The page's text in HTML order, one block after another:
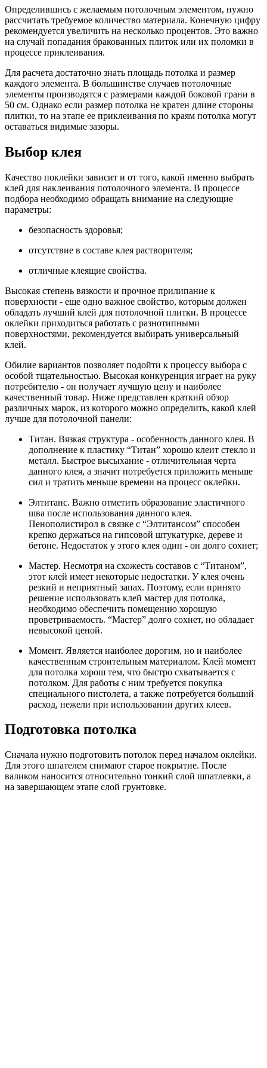
Определившись с желаемым потолочным элементом, нужно
рассчитать требуемое количество материала. Конечную цифру
рекомендуется увеличить на несколько процентов. Это важно
на случай попадания бракованных плиток или их поломки в
процессе приклеивания.
Для расчета достаточно знать площадь потолка и размер
каждого элемента. В большинстве случаев потолочные
элементы производятся с размерами каждой боковой грани в
50 см. Однако если размер потолка не кратен длине стороны
плитки, то на этапе ее приклеивания по краям потолка могут
оставаться видимые зазоры.
Выбор клея
Качество поклейки зависит и от того, какой именно выбрать
клей для наклеивания потолочного элемента. В процессе
подбора необходимо обращать внимание на следующие
параметры:
безопасность здоровья;
отсутствие в составе клея растворителя;
отличные клеящие свойства.
Высокая степень вязкости и прочное прилипание к
поверхности - еще одно важное свойство, которым должен
обладать лучший клей для потолочной плитки. В процессе
оклейки приходиться работать с разнотипными
поверхностями, рекомендуется выбирать универсальный
клей.
Обилие вариантов позволяет подойти к процессу выбора с
особой тщательностью. Высокая конкуренция играет на руку
потребителю - он получает лучшую цену и наиболее
качественный товар. Ниже представлен краткий обзор
различных марок, из которого можно определить, какой клей
лучше для потолочной панели:
Титан. Вязкая структура - особенность данного клея. В
дополнение к пластику “Титан” хорошо клеит стекло и
металл. Быстрое высыхание - отличительная черта
данного клея, а значит потребуется приложить меньше
сил и тратить меньше времени на процесс оклейки.
Элтитанс. Важно отметить образование эластичного
шва после использования данного клея.
Пенополистирол в связке с “Элтитансом” способен
крепко держаться на гипсовой штукатурке, дереве и
бетоне. Недостаток у этого клея один - он долго сохнет;
Мастер. Несмотря на схожесть составов с “Титаном”,
этот клей имеет некоторые недостатки. У клея очень
резкий и неприятный запах. Поэтому, если принято
решение использовать клей мастер для потолка,
необходимо обеспечить помещению хорошую
проветриваемость. “Мастер” долго сохнет, но обладает
невысокой ценой.
Момент. Является наиболее дорогим, но и наиболее
качественным строительным материалом. Клей момент
для потолка хорош тем, что быстро схватывается с
потолком. Для работы с ним требуется покупка
специального пистолета, а также потребуется больший
расход, нежели при использовании других клеев.
Подготовка потолка
Сначала нужно подготовить потолок перед началом оклейки.
Для этого шпателем снимают старое покрытие. После
валиком наносится относительно тонкий слой шпатлевки, а
на завершающем этапе слой грунтовке.